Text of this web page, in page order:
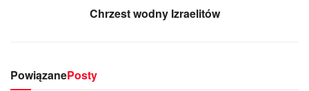
Chrzest wodny Izraelitów
PowiązanePosty